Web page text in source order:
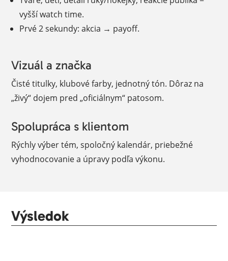
vyšší watch time.
Prvé 2 sekundy: akcia → payoff.
Vizuál a značka
Čisté titulky, klubové farby, jednotný tón. Dôraz na
„živý“ dojem pred „oficiálnym“ patosom.
Spolupráca s klientom
Rýchly výber tém, spoločný kalendár, priebežné
vyhodnocovanie a úpravy podľa výkonu.
Výsledok